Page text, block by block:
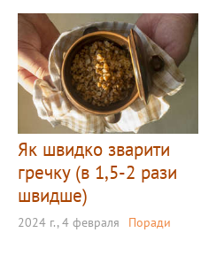
Як швидко зварити
гречку (в 1,5-2 рази
швидше)
2024 г., 4 февраля Поради